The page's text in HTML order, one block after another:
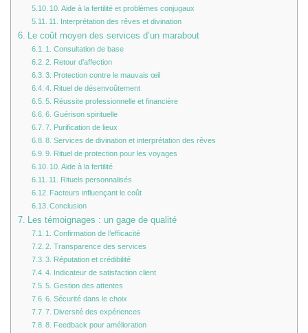
10. Aide à la fertilité et problèmes conjugaux
11. Interprétation des rêves et divination
Le coût moyen des services d’un marabout
1. Consultation de base
2. Retour d’affection
3. Protection contre le mauvais œil
4. Rituel de désenvoûtement
5. Réussite professionnelle et financière
6. Guérison spirituelle
7. Purification de lieux
8. Services de divination et interprétation des rêves
9. Rituel de protection pour les voyages
10. Aide à la fertilité
11. Rituels personnalisés
Facteurs influençant le coût
Conclusion
Les témoignages : un gage de qualité
1. Confirmation de l’efficacité
2. Transparence des services
3. Réputation et crédibilité
4. Indicateur de satisfaction client
5. Gestion des attentes
6. Sécurité dans le choix
7. Diversité des expériences
8. Feedback pour amélioration